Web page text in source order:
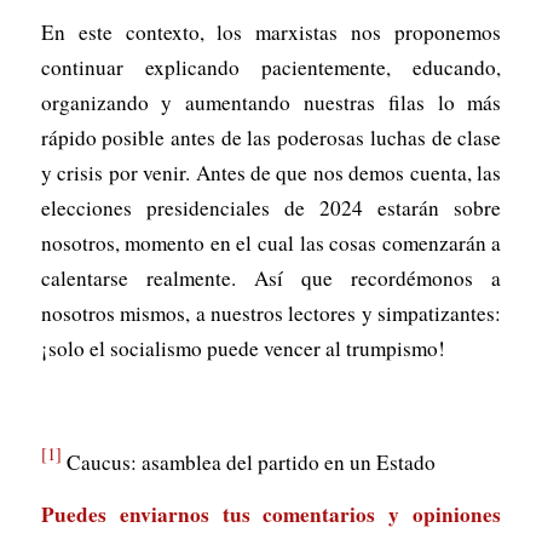
En este contexto, los marxistas nos proponemos
continuar explicando pacientemente, educando,
organizando y aumentando nuestras filas lo más
rápido posible antes de las poderosas luchas de clase
y crisis por venir. Antes de que nos demos cuenta, las
elecciones presidenciales de 2024 estarán sobre
nosotros, momento en el cual las cosas comenzarán a
calentarse realmente. Así que recordémonos a
nosotros mismos, a nuestros lectores y simpatizantes:
¡solo el socialismo puede vencer al trumpismo!
[1] Caucus: asamblea del partido en un Estado
Puedes enviarnos tus comentarios y opiniones